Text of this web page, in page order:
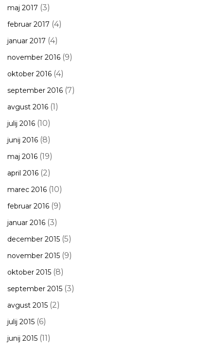
maj 2017 (3)
februar 2017 (4)
januar 2017 (4)
november 2016 (9)
oktober 2016 (4)
september 2016 (7)
avgust 2016 (1)
julij 2016 (10)
junij 2016 (8)
maj 2016 (19)
april 2016 (2)
marec 2016 (10)
februar 2016 (9)
januar 2016 (3)
december 2015 (5)
november 2015 (9)
oktober 2015 (8)
september 2015 (3)
avgust 2015 (2)
julij 2015 (6)
junij 2015 (11)